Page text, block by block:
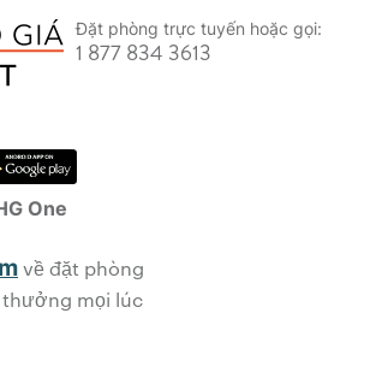
Đặt phòng trực tuyến hoặc gọi:
1 877 834 3613
One
về đặt phòng
thưởng mọi lúc